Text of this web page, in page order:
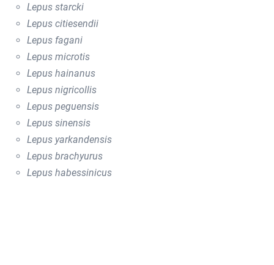
Lepus starcki
Lepus citiesendii
Lepus fagani
Lepus microtis
Lepus hainanus
Lepus nigricollis
Lepus peguensis
Lepus sinensis
Lepus yarkandensis
Lepus brachyurus
Lepus habessinicus